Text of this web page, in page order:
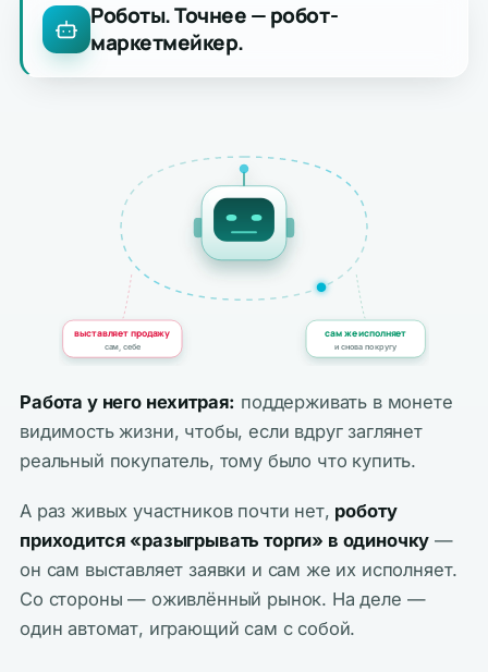
Роботы. Точнее — робот-
маркетмейкер.
выставляет продажу
сам, себе
сам же исполняет
и снова по кругу
Работа у него нехитрая: поддерживать в монете
видимость жизни, чтобы, если вдруг заглянет
реальный покупатель, тому было что купить.
А раз живых участников почти нет, роботу
приходится «разыгрывать торги» в одиночку —
он сам выставляет заявки и сам же их исполняет.
Со стороны — оживлённый рынок. На деле —
один автомат, играющий сам с собой.